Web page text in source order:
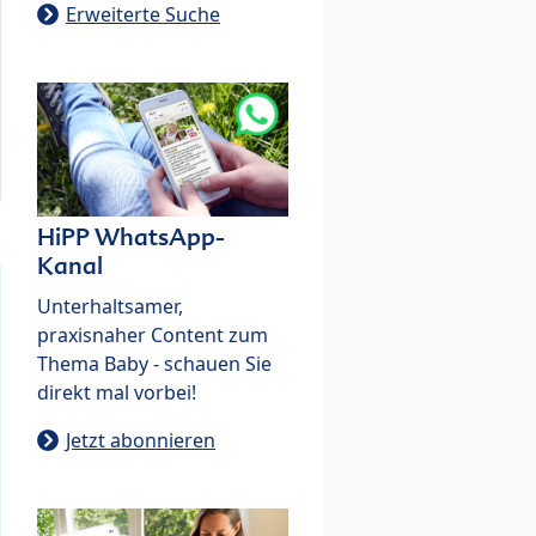
Erweiterte Suche
HiPP WhatsApp-
Kanal
Unterhaltsamer,
praxisnaher Content zum
Thema Baby - schauen Sie
direkt mal vorbei!
Jetzt abonnieren